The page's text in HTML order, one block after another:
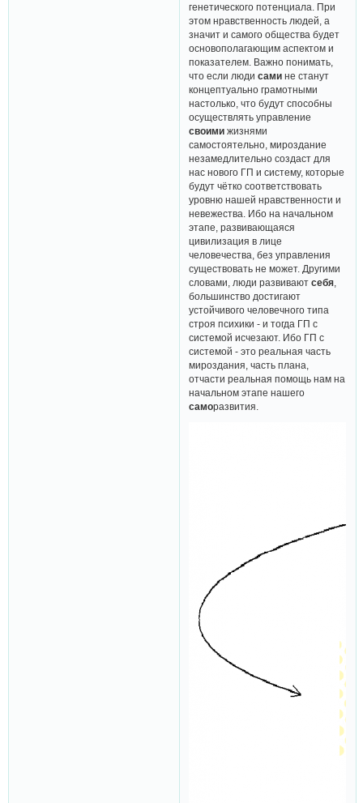
генетического потенциала. При
этом нравственность людей, а
значит и самого общества будет
основополагающим аспектом и
показателем. Важно понимать,
что если людисами не станут
концептуально грамотными
настолько, что будут способны
осуществлять управление
своими жизнями
самостоятельно, мироздание
незамедлительно создаст для
нас нового ГП и систему, которые
будут чётко соответствовать
уровню нашей нравственности и
невежества. Ибо на начальном
этапе, развивающаяся
цивилизация в лице
человечества, без управления
существовать не может. Другими
словами, люди развиваютсебя
большинство достигают
устойчивого человечного типа
строя психики - и тогда ГП с
системой исчезают. Ибо ГП с
системой - это реальная часть
мироздания, часть плана,
отчасти реальная помощь нам на
начальном этапе нашего
саморазвития.